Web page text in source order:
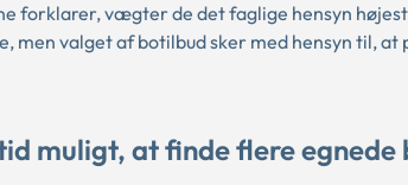
forklarer, vægter de det faglige hensyn
men valget af botilbud sker med hensyn til,
muligt, at finde flere egnede